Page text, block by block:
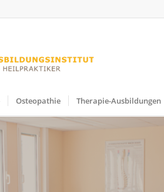
Osteopathie Therapie-Ausbildungen